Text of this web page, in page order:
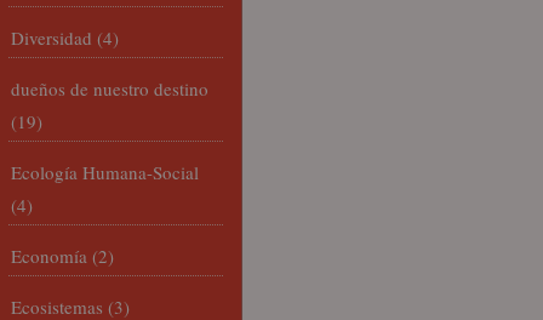
Diversidad (4)
dueños de nuestro destino
(19)
Ecología Humana-Social
(4)
Economía (2)
Ecosistemas (3)